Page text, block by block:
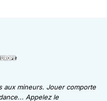
aux mineurs. Jouer comporte
Appelez le